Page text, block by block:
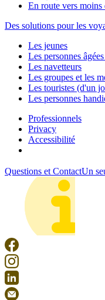
En route vers moins
Des solutions pour les
Les jeunes
Les personnes
Les navetteurs
Les groupes et les
Les touristes (d'un
Les personnes
Professionnels
Privacy
Accessibilité
Questions et ContactUn